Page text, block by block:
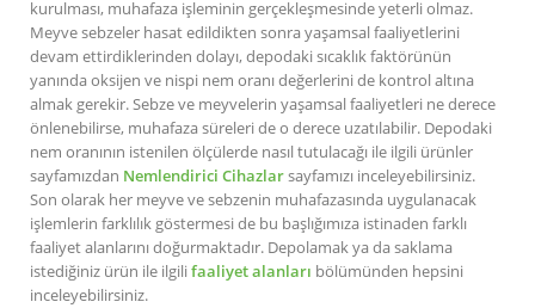
kurulması, muhafaza işleminin gerçekleşmesinde yeterli olmaz.
Meyve sebzeler hasat edildikten sonra yaşamsal faaliyetlerini
devam ettirdiklerinden dolayı, depodaki sıcaklık faktörünün
yanında oksijen ve nispi nem oranı değerlerini de kontrol altına
almak gerekir. Sebze ve meyvelerin yaşamsal faaliyetleri ne derece
önlenebilirse, muhafaza süreleri de o derece uzatılabilir. Depodaki
nem oranının istenilen ölçülerde nasıl tutulacağı ile ilgili ürünler
sayfamızdan Nemlendirici Cihazlarsayfamızı inceleyebilirsiniz.
Son olarak her meyve ve sebzenin muhafazasında uygulanacak
işlemlerin farklılık göstermesi de bu başlığımıza istinaden farklı
faaliyet alanlarını doğurmaktadır. Depolamak ya da saklama
istediğiniz ürün ile ilgilifaaliyet alanları bölümünden hepsini
inceleyebilirsiniz.